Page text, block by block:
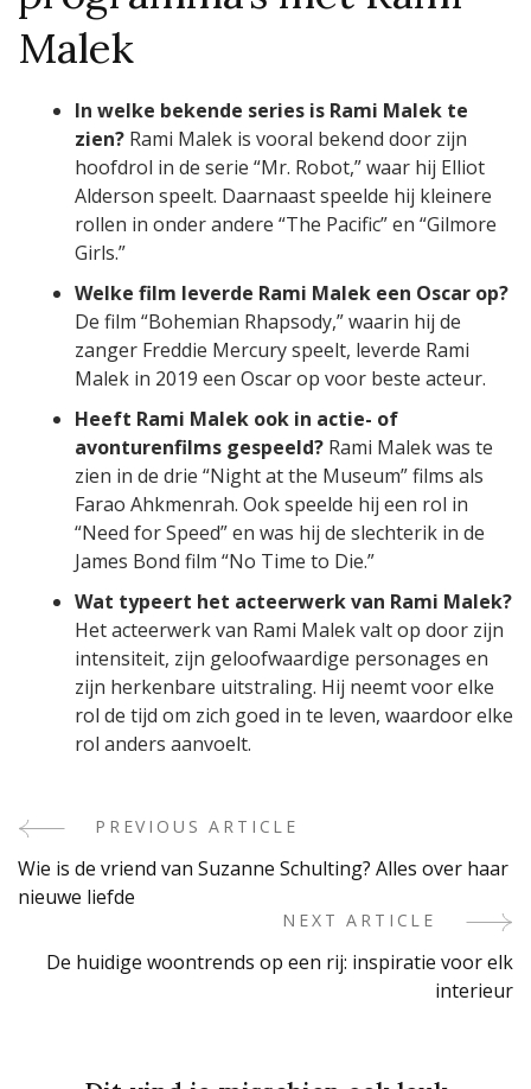
Malek
In welke bekende series is Rami Malek te
zien? Rami Malek is vooral bekend door zijn
hoofdrol in de serie “Mr. Robot,” waar hij Elliot
Alderson speelt. Daarnaast speelde hij kleinere
rollen in onder andere “The Pacific” en “Gilmore
Girls.”
Welke film leverde Rami Malek een Oscar op?
De film “Bohemian Rhapsody,” waarin hij de
zanger Freddie Mercury speelt, leverde Rami
Malek in 2019 een Oscar op voor beste acteur.
Heeft Rami Malek ook in actie- of
avonturenfilms gespeeld? Rami Malek was te
zien in de drie “Night at the Museum” films als
Farao Ahkmenrah. Ook speelde hij een rol in
“Need for Speed” en was hij de slechterik in de
James Bond film “No Time to Die.”
Wat typeert het acteerwerk van Rami Malek?
Het acteerwerk van Rami Malek valt op door zijn
intensiteit, zijn geloofwaardige personages en
zijn herkenbare uitstraling. Hij neemt voor elke
rol de tijd om zich goed in te leven, waardoor elke
rol anders aanvoelt.
Post
Navigation
PREVIOUS ARTICLE
Wie is de vriend van Suzanne Schulting? Alles over haar
nieuwe liefde
NEXT ARTICLE
De huidige woontrends op een rij: inspiratie voor elk
interieur